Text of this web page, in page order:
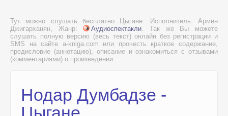
Тут можно слушать бесплатно Цыгане. Исполнитель: Армен
Джигарханян, Жанр:
Аудиоспектакли. Так же Вы можете
слушать полную версию (весь текст) онлайн без регистрации и
SMS на сайте a-kniga.com или прочесть краткое содержание,
предисловие (аннотацию), описание и ознакомиться с отзывами
(комментариями) о произведении.
Нодар Думбадзе -